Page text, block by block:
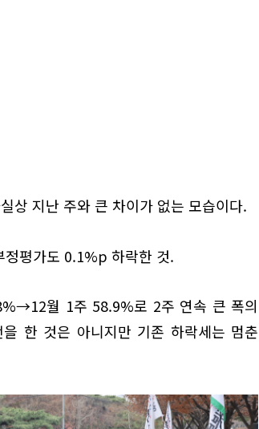
상 지난 주와 큰 차이가 없는 모습이다.
평가도 0.1%p 하락한 것.
월 1주 58.9%로 2주 연속 큰 폭의
한 것은 아니지만 기존 하락세는 멈춘